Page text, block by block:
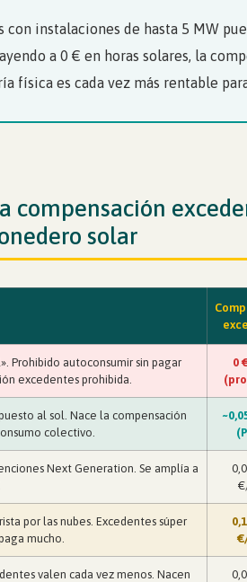
con instalaciones de hasta 5 MW
a 0 € en horas solares, la
física es cada vez más rentable
compensación
solar
Prohibido autoconsumir sin pagar
excedentes prohibida.
0
al sol. Nace la compensación
colectivo.
Next Generation. Se amplía a
por las nubes. Excedentes súper
mucho.
valen cada vez menos. Nacen